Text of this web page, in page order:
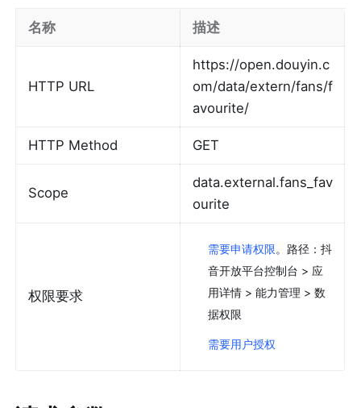
名称 描述
HTTP URL
https://open.douyin.c
om/data/extern/fans/f
avourite/
HTTP Method GET
Scope
data.external.fans_fav
ourite
权限要求
需要申请权限。路径：抖
音开放平台控制台 > 应
用详情 > 能力管理 > 数
据权限​
需要用户授权